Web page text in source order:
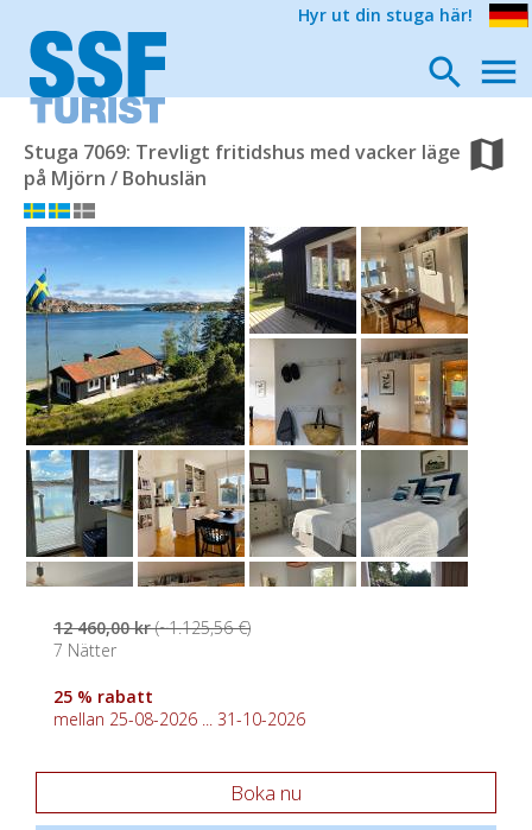
Hyr ut din stuga här!
Stuga 7069: Trevligt fritidshus med vacker läge
på Mjörn / Bohuslän
12 460,00 kr(~1.125,56 €)
7 Nätter
25 % rabatt
mellan 25-08-2026 ... 31-10-2026
Boka nu